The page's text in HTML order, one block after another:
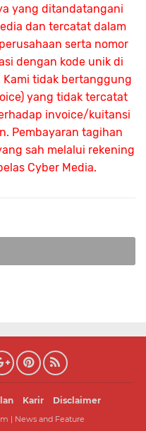
yang ditandatangani
dan tercatat dalam
serta nomor
dengan kode unik di
tidak bertanggung
yang tidak tercatat
invoice/kuitansi
Pembayaran tagihan
sah melalui rekening
Cyber Media.
Karir Disclaimer
| News and Feature